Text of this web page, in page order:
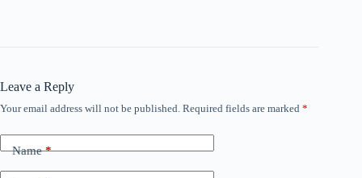
Leave a Reply
Your email address will not be published. Required fields are marked *
Name*